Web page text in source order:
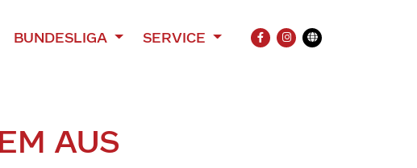
BUNDESLIGA SERVICE
FACEBOOK
INSTAGRAM
Übersetzung
AUS